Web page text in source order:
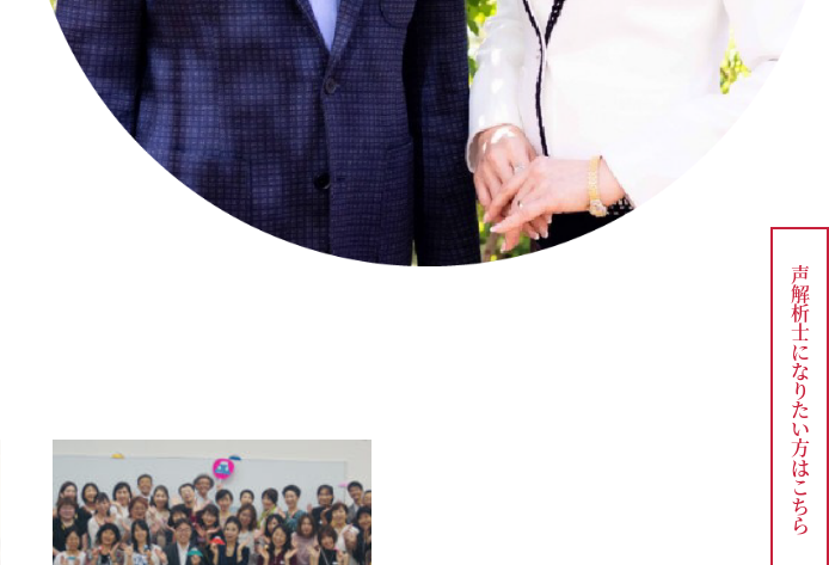
声解析士になりたい方は
こちら